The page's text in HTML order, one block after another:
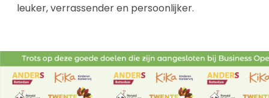
leuker, verrassender en persoonlijker.